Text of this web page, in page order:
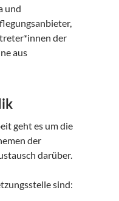
und
der
aus
geht es um die
der
darüber.
sind: